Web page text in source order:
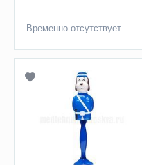
Временно отсутствует